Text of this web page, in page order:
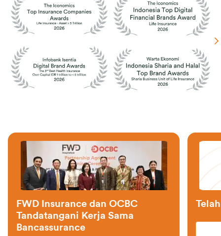
Telah hadir FWD Omne!
Cari tahu lebih lanjut